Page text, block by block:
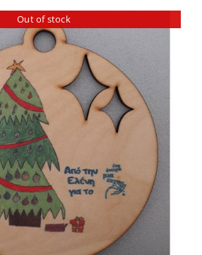
Out of stock